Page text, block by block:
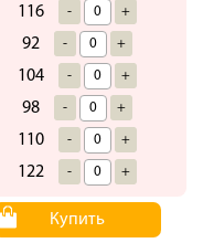
116 - +
92 - +
104 - +
98 - +
110 - +
122 - +
Купить